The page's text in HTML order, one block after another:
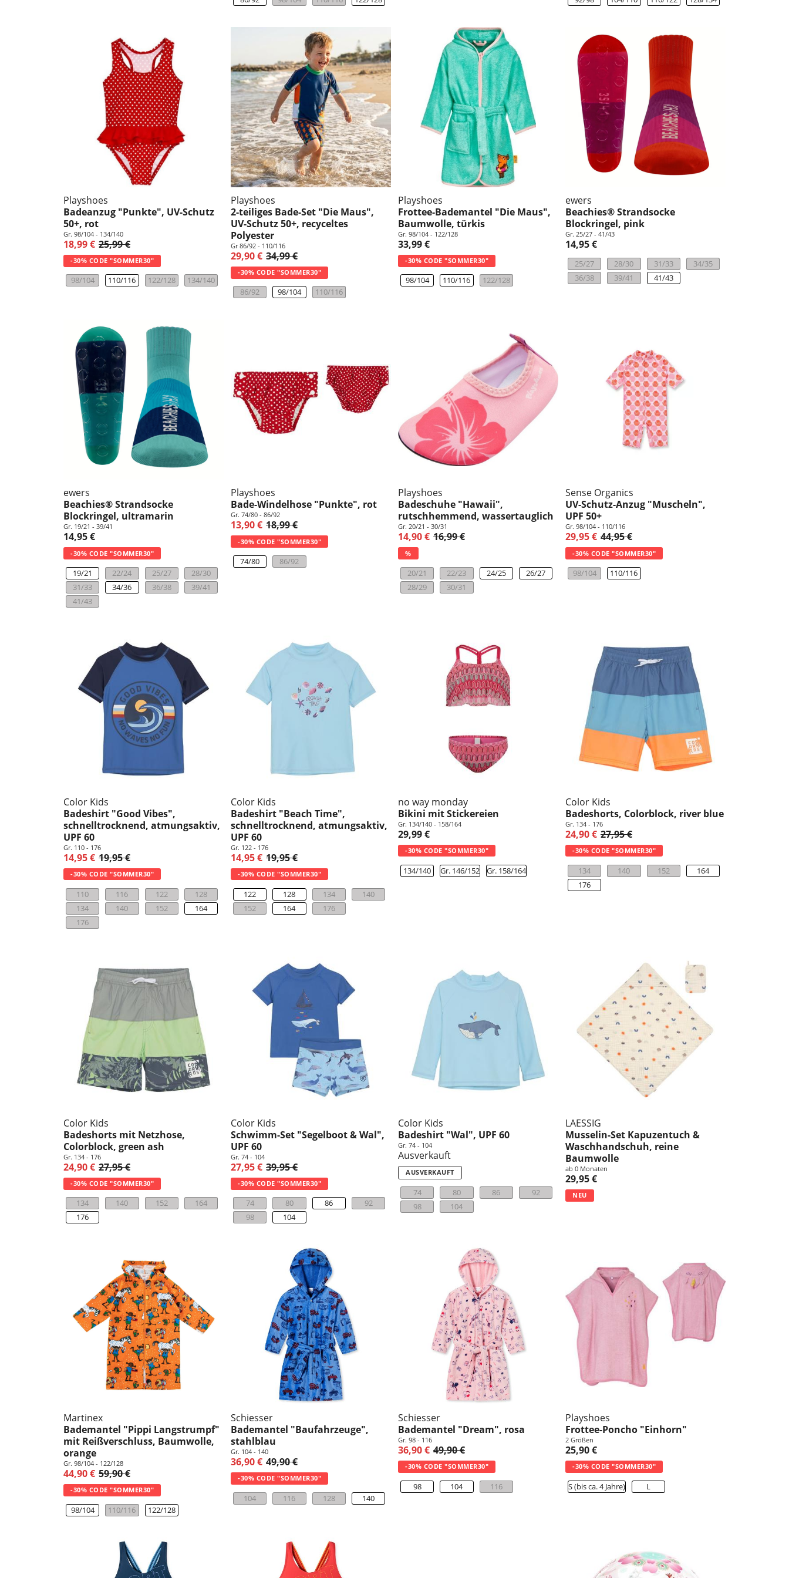
Playshoes
Badeanzug "Punkte", UV-Schutz
50+, rot
Gr. 98/104 - 134/140
18,99 € 25,99 €
-30% CODE "SOMMER30"
98/104 110/116 122/128 134/140
Playshoes
2-teiliges Bade-Set "Die Maus",
UV-Schutz 50+, recyceltes
Polyester
Gr 86/92 - 110/116
29,90 € 34,99 €
-30% CODE "SOMMER30"
86/92 98/104 110/116
Playshoes
Frottee-Bademantel "Die Maus",
Baumwolle, türkis
Gr. 98/104 - 122/128
33,99 €
-30% CODE "SOMMER30"
98/104 110/116 122/128
ewers
Beachies® Strandsocke
Blockringel, pink
Gr. 25/27 - 41/43
14,95 €
25/27 28/30 31/33
34/35
36/38
39/41 41/43
ewers
Beachies® Strandsocke
Blockringel, ultramarin
Gr. 19/21 - 39/41
14,95 €
-30% CODE "SOMMER30"
19/21 22/24 25/27
28/30
31/33
34/36 36/38
39/41
41/43
Playshoes
Bade-Windelhose "Punkte", rot
Gr. 74/80 - 86/92
13,90 € 18,99 €
-30% CODE "SOMMER30"
74/80 86/92
Playshoes
Badeschuhe "Hawaii",
rutschhemmend, wassertauglich
Gr. 20/21 - 30/31
14,90 € 16,99 €
%
20/21 22/23 24/25
26/27
28/29
30/31
Sense Organics
UV-Schutz-Anzug "Muscheln",
UPF 50+
Gr. 98/104 - 110/116
29,95 € 44,95 €
-30% CODE "SOMMER30"
98/104 110/116
Color Kids
Badeshirt "Good Vibes",
schnelltrocknend, atmungsaktiv,
UPF 60
Gr. 110 - 176
14,95 € 19,95 €
-30% CODE "SOMMER30"
110 116 122
128
134
140 152
164
176
Color Kids
Badeshirt "Beach Time",
schnelltrocknend, atmungsaktiv,
UPF 60
Gr. 122 - 176
14,95 € 19,95 €
-30% CODE "SOMMER30"
122 128 134
140
152
164 176
no way monday
Bikini mit Stickereien
Gr. 134/140 - 158/164
29,99 €
-30% CODE "SOMMER30"
134/140 Gr. 146/152 Gr. 158/164
Color Kids
Badeshorts, Colorblock, river blue
Gr. 134 - 176
24,90 € 27,95 €
-30% CODE "SOMMER30"
134 140 152
164
176
Color Kids
Badeshorts mit Netzhose,
Colorblock, green ash
Gr. 134 - 176
24,90 € 27,95 €
-30% CODE "SOMMER30"
134 140 152
164
176
Color Kids
Schwimm-Set "Segelboot & Wal",
UPF 60
Gr. 74 - 104
27,95 € 39,95 €
-30% CODE "SOMMER30"
74 80 86
92
98
104
Color Kids
Badeshirt "Wal", UPF 60
Gr. 74 - 104
Ausverkauft
AUSVERKAUFT
74 80 86
92
98
104
LAESSIG
Musselin-Set Kapuzentuch &
Waschhandschuh, reine
Baumwolle
ab 0 Monaten
29,95 €
NEU
Martinex
Bademantel "Pippi Langstrumpf"
mit Reißverschluss, Baumwolle,
orange
Gr. 98/104 - 122/128
44,90 € 59,90 €
-30% CODE "SOMMER30"
98/104 110/116 122/128
Schiesser
Bademantel "Baufahrzeuge",
stahlblau
Gr. 104 - 140
36,90 € 49,90 €
-30% CODE "SOMMER30"
104 116 128 140
Schiesser
Bademantel "Dream", rosa
Gr. 98 - 116
36,90 € 49,90 €
-30% CODE "SOMMER30"
98 104 116
Playshoes
Frottee-Poncho "Einhorn"
2 Größen
25,90 €
-30% CODE "SOMMER30"
S (bis ca. 4 Jahre) L